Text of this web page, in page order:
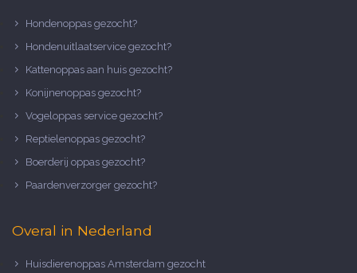
Hondenoppas gezocht?
Hondenuitlaatservice gezocht?
Kattenoppas aan huis gezocht?
Konijnenoppas gezocht?
Vogeloppas service gezocht?
Reptielenoppas gezocht?
Boerderij oppas gezocht?
Paardenverzorger gezocht?
Overal in Nederland
Huisdierenoppas Amsterdam gezocht